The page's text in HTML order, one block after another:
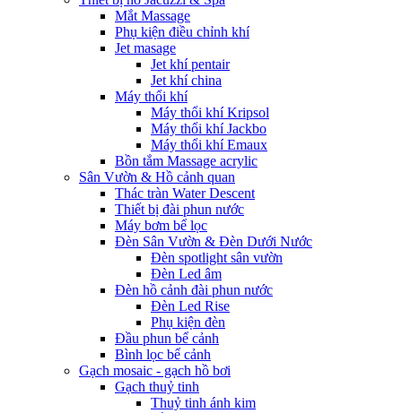
Mắt Massage
Phụ kiện điều chỉnh khí
Jet masage
Jet khí pentair
Jet khí china
Máy thổi khí
Máy thổi khí Kripsol
Máy thổi khí Jackbo
Máy thổi khí Emaux
Bồn tắm Massage acrylic
Sân Vườn & Hồ cảnh quan
Thác tràn Water Descent
Thiết bị đài phun nước
Máy bơm bể lọc
Đèn Sân Vườn & Đèn Dưới Nước
Đèn spotlight sân vườn
Đèn Led âm
Đèn hồ cảnh đài phun nước
Đèn Led Rise
Phụ kiện đèn
Đầu phun bể cảnh
Bình lọc bể cảnh
Gạch mosaic - gạch hồ bơi
Gạch thuỷ tinh
Thuỷ tinh ánh kim